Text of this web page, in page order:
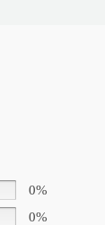
0%
0%